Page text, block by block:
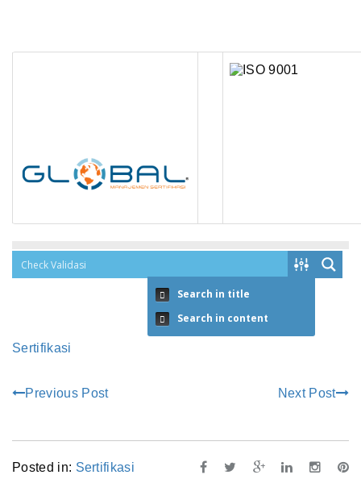
Sertifikasi
Previous Post Next Post
Posted in: Sertifikasi
Search in title
Search in content